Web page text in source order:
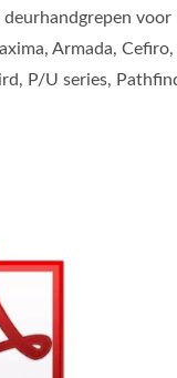
voor
Armada,
P/U series,